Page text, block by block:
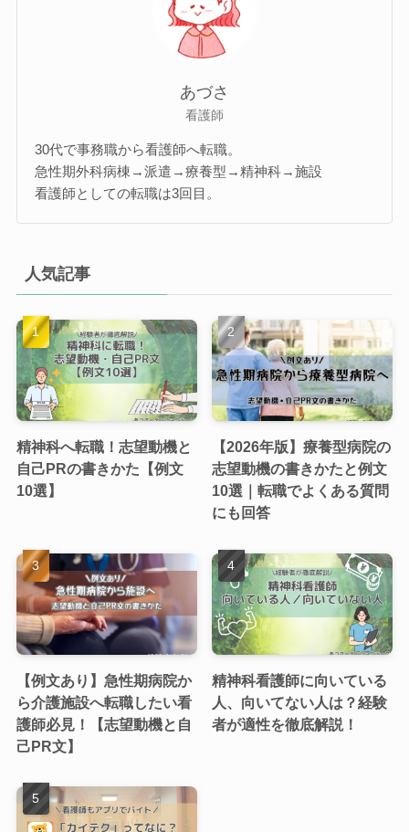
あづさ
看護師
30代で事務職から看護師へ転職。
急性期外科病棟→派遣→療養型→精神科→施設
看護師としての転職は3回目。
人気記事
精神科へ転職！志望動機と
自己PRの書きかた【例文
10選】
【2026年版】療養型病院の
志望動機の書きかたと例文
10選｜転職でよくある質問
にも回答
【例文あり】急性期病院か
ら介護施設へ転職したい看
護師必見！【志望動機と自
己PR文】
精神科看護師に向いている
人、向いてない人は？経験
者が適性を徹底解説！